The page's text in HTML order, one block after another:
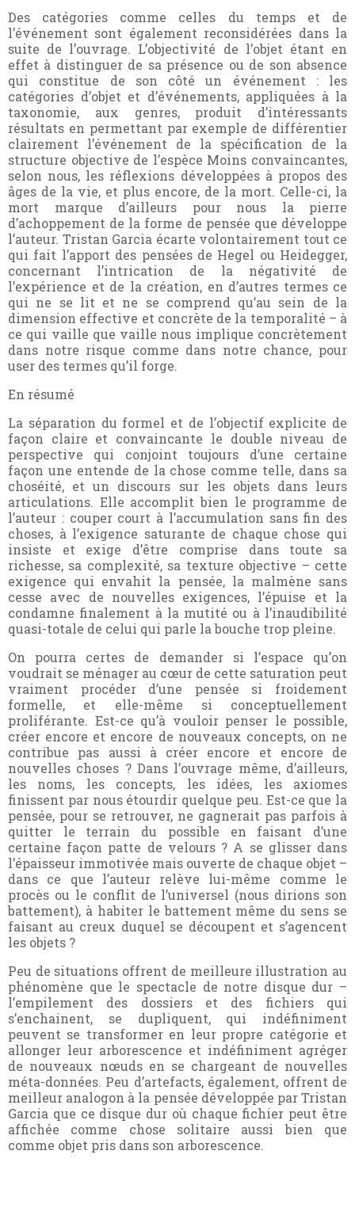
Des catégories comme celles du temps et de
l’événement sont également reconsidérées dans la
suite de l’ouvrage. L’objectivité de l’objet étant en
effet à distinguer de sa présence ou de son absence
qui constitue de son côté un événement : les
catégories d’objet et d’événements, appliquées à la
taxonomie, aux genres, produit d’intéressants
résultats en permettant par exemple de différentier
clairement l’événement de la spécification de la
structure objective de l’espèce Moins convaincantes,
selon nous, les réflexions développées à propos des
âges de la vie, et plus encore, de la mort. Celle-ci, la
mort marque d’ailleurs pour nous la pierre
d’achoppement de la forme de pensée que développe
l’auteur. Tristan Garcia écarte volontairement tout ce
qui fait l’apport des pensées de Hegel ou Heidegger,
concernant l’intrication de la négativité de
l’expérience et de la création, en d’autres termes ce
qui ne se lit et ne se comprend qu’au sein de la
dimension effective et concrète de la temporalité – à
ce qui vaille que vaille nous implique concrètement
dans notre risque comme dans notre chance, pour
user des termes qu’il forge.
En résumé
La séparation du formel et de l’objectif explicite de
façon claire et convaincante le double niveau de
perspective qui conjoint toujours d’une certaine
façon une entende de la chose comme telle, dans sa
choséité, et un discours sur les objets dans leurs
articulations. Elle accomplit bien le programme de
l’auteur : couper court à l’accumulation sans fin des
choses, à l’exigence saturante de chaque chose qui
insiste et exige d’être comprise dans toute sa
richesse, sa complexité, sa texture objective – cette
exigence qui envahit la pensée, la malmène sans
cesse avec de nouvelles exigences, l’épuise et la
condamne finalement à la mutité ou à l’inaudibilité
quasi-totale de celui qui parle la bouche trop pleine.
On pourra certes de demander si l’espace qu’on
voudrait se ménager au cœur de cette saturation peut
vraiment procéder d’une pensée si froidement
formelle, et elle-même si conceptuellement
proliférante. Est-ce qu’à vouloir penser le possible,
créer encore et encore de nouveaux concepts, on ne
contribue pas aussi à créer encore et encore de
nouvelles choses ? Dans l’ouvrage même, d’ailleurs,
les noms, les concepts, les idées, les axiomes
finissent par nous étourdir quelque peu. Est-ce que la
pensée, pour se retrouver, ne gagnerait pas parfois à
quitter le terrain du possible en faisant d’une
certaine façon patte de velours ? A se glisser dans
l’épaisseur immotivée mais ouverte de chaque objet –
dans ce que l’auteur relève lui-même comme le
procès ou le conflit de l’universel (nous dirions son
battement), à habiter le battement même du sens se
faisant au creux duquel se découpent et s’agencent
les objets ?
Peu de situations offrent de meilleure illustration au
phénomène que le spectacle de notre disque dur –
l’empilement des dossiers et des fichiers qui
s’enchainent, se dupliquent, qui indéfiniment
peuvent se transformer en leur propre catégorie et
allonger leur arborescence et indéfiniment agréger
de nouveaux nœuds en se chargeant de nouvelles
méta-données. Peu d’artefacts, également, offrent de
meilleur analogon à la pensée développée par Tristan
Garcia que ce disque dur où chaque fichier peut être
affichée comme chose solitaire aussi bien que
comme objet pris dans son arborescence.